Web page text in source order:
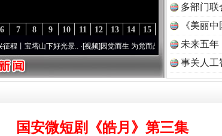
15
14
13
12
11
10
9
8
7
6
山下好光景..·[视频]因党而生 为党而战——百年“纪”事⑧加强纪律..·[
多部门联
《美丽
未来五年
事关人
国安微短剧《皓月》第三集